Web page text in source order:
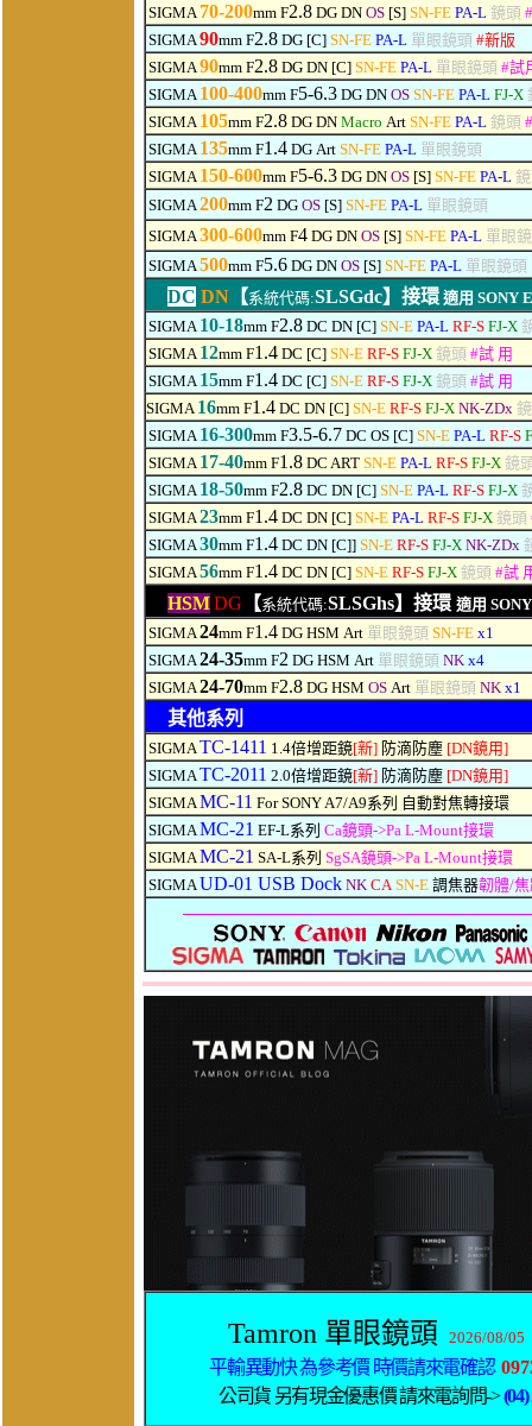
SIGMA70-200mm F2.8 DG DNOS [S] SN-FEPA-L鏡頭 #
SIGMA90mm F2.8 DG [C] SN-FEPA-L單眼鏡頭#新版
SIGMA90mm F2.8 DG DN [C] SN-FEPA-L單眼鏡頭 #試
SIGMA100-400mm F5-6.3 DG DN OS SN-FEPA-L FJ-X
SIGMA105mm F2.8 DG DN Macro Art SN-FEPA-L鏡頭 #
SIGMA135mm F1.4 DG Art SN-FEPA-L單眼鏡頭
SIGMA150-600mm F5-6.3 DG DN OS [S] SN-FEPA-L
SIGMA200mm F2 DG OS [S] SN-FEPA-L單眼鏡頭
SIGMA300-600mm F4 DG DN OS [S] SN-FEPA-L單眼
SIGMA500mm F5.6 DG DN OS [S] SN-FEPA-L單眼鏡頭
DC DN【系統代碼:SLSGdc】 接環 適用 SONY
SIGMA10-18mm F2.8 DC DN [C] SN-EPA-L RF-SFJ-X
SIGMA12mm F1.4 DC [C] SN-E RF-SFJ-X 鏡頭 #試 用
SIGMA15mm F1.4 DC [C] SN-E RF-SFJ-X 鏡頭 #試 用
SIGMA16mm F1.4 DC DN [C] SN-E RF-S FJ-X NK-ZDx
SIGMA16-300mm F3.5-6.7 DC OS [C] SN-EPA-L RF-S
SIGMA17-40mm F1.8 DC ART SN-EPA-L RF-SFJ-X 鏡
SIGMA18-50mm F2.8 DC DN [C] SN-EPA-L RF-SFJ-X
SIGMA23mm F1.4 DC DN [C]SN-EPA-L RF-SFJ-X 鏡頭
SIGMA30mm F1.4 DC DN [C]] SN-E RF-SFJ-X NK-ZDx
SIGMA56mm F1.4 DC DN [C] SN-E RF-SFJ-X 鏡頭 #試
HSM DG 【系統代碼:SLSGhs】接環 適用
SIGMA24mm F1.4 DG HSM Art 單眼鏡頭SN-FE x1
SIGMA24-35mm F2 DG HSM Art 單眼鏡頭 NK x4
SIGMA24-70mm F2.8 DG HSM OS Art 單眼鏡頭 NK x1
其他系列
SIGMATC-1411 1.4倍增距鏡[新]防滴防塵 [DN鏡用]
SIGMATC-2011 2.0倍增距鏡[新] 防滴防塵 [DN鏡用]
SIGMAMC-11 For SONY A7/A9系列 自動對焦轉接環
SIGMAMC-21 EF-L系列 Ca鏡頭->Pa L-Mount接環
SIGMAMC-21 SA-L系列 SgSA鏡頭->Pa L-Mount接環
SIGMAUD-01 USB Dock NK CA SN-E 調焦器韌體/焦
Tamron 單眼鏡頭 2026/08/05
平輸異動快 為參考價 時價請來電確認
公司貨 另有現金優惠價 請來電詢問->(04)